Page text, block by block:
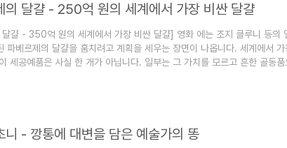
의 달걀 - 250억 원의 세계에서 가장 비싼 달걀
달걀 - 350억 원의 세계에서 가장 비싼 달걀] 영화 에는 조지 클루니 등의
파베르제의 달걀을 훔치려고 계획을 세우는 장면이 나옵니다. 세계에서
세공예품은 사실 한 개가 아닙니다. 일부는 그 가치를 모르고 흔한 골동품
의 세계적인 공예품에 대한 사연을 알아봅니다. 이 블로그는 "심심할 때 잡
벼..
니 - 깡통에 대변을 담은 예술가의 똥